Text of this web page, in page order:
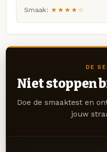
Smaak: ★★★★☆
DE
Niet stoppen
Doe de smaaktest en
jouw